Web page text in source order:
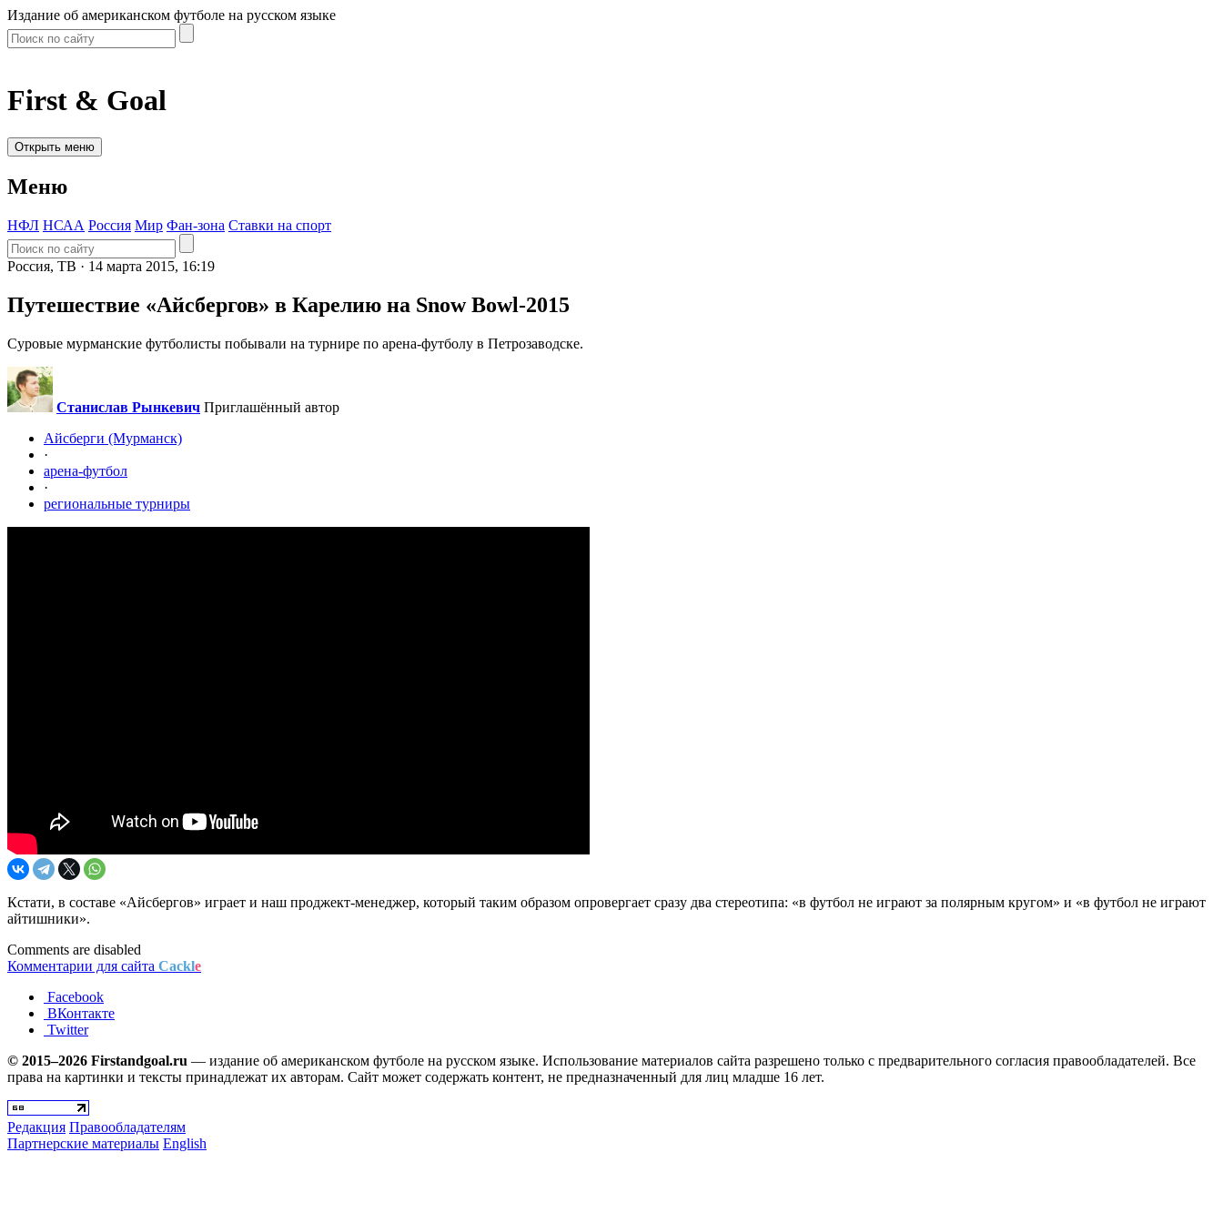
Издание об американском футболе на русском языке
First & Goal
Открыть меню
Меню
НФЛ НСАА Россия Мир Фан-зона Ставки на спорт
Россия, ТВ · 14 марта 2015, 16:19
Путешествие «Айсбергов» в Карелию на Snow Bowl-2015
Суровые мурманские футболисты побывали на турнире по арена-футболу в Петрозаводске.
Станислав Рынкевич Приглашённый автор
Айсберги (Мурманск)
·
арена-футбол
·
региональные турниры
Кстати, в составе «Айсбергов» играет и наш проджект-менеджер, который таким образом опровергает сразу два стереотипа: «в футбол не играют за полярным кругом» и «в футбол не играют
айтишники».
Comments are disabled
Комментарии для сайта Cackle
Facebook
ВКонтакте
Twitter
© 2015–2026 Firstandgoal.ru — издание об американском футболе на русском языке. Использование материалов cайта разрешено только с предварительного согласия правообладателей. Все
права на картинки и тексты принадлежат их авторам. Сайт может содержать контент, не предназначенный для лиц младше 16 лет.
Редакция Правообладателям
Партнерские материалы English